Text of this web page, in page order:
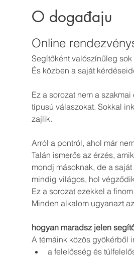
O događaju
Online
Segítőként valószínűleg
És közben a saját
Ez a sorozat nem a
típusú válaszokat. Sokkal
zajlik.
Arról a pontról, ahol már
Talán ismerős az érzés,
mondj másoknak, de a
mindig világos, hol
Ez a sorozat ezekkel a
Minden alkalom ugyanazt
hogyan maradsz jelen
A témáink közös gyökérből
a felelősség és